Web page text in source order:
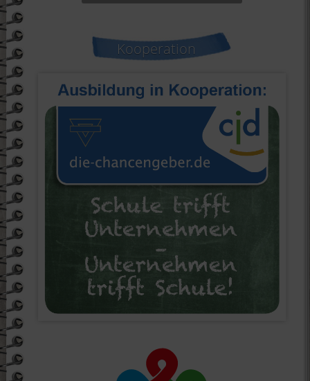
Kooperation